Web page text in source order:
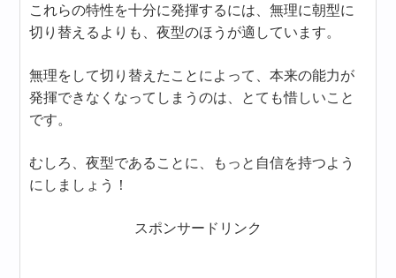
これらの特性を十分に発揮するには、無理に朝型に
切り替えるよりも、夜型のほうが適しています。
無理をして切り替えたことによって、本来の能力が
発揮できなくなってしまうのは、とても惜しいこと
です。
むしろ、夜型であることに、もっと自信を持つよう
にしましょう！
スポンサードリンク